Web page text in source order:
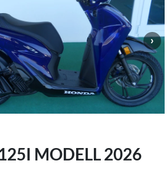
MODELL 2026